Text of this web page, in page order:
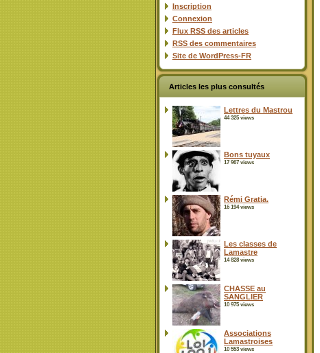
Inscription
Connexion
Flux RSS des articles
RSS des commentaires
Site de WordPress-FR
Articles les plus consultés
Lettres du Mastrou
44 325 views
Bons tuyaux
17 967 views
Rémi Gratia.
16 194 views
Les classes de
Lamastre
14 828 views
CHASSE au
SANGLIER
10 975 views
Associations
Lamastroises
10 553 views